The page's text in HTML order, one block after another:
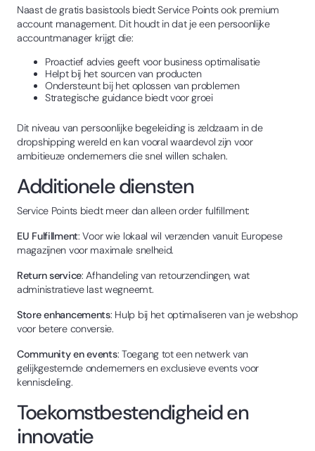
Naast de gratis basistools biedt Service Points ook premium
account management. Dit houdt in dat je een persoonlijke
accountmanager krijgt die:
Proactief advies geeft voor business optimalisatie
Helpt bij het sourcen van producten
Ondersteunt bij het oplossen van problemen
Strategische guidance biedt voor groei
Dit niveau van persoonlijke begeleiding is zeldzaam in de
dropshipping wereld en kan vooral waardevol zijn voor
ambitieuze ondernemers die snel willen schalen.
Additionele diensten
Service Points biedt meer dan alleen order fulfillment:
EU Fulfillment: Voor wie lokaal wil verzenden vanuit Europese
magazijnen voor maximale snelheid.
Return service: Afhandeling van retourzendingen, wat
administratieve last wegneemt.
Store enhancements: Hulp bij het optimaliseren van je webshop
voor betere conversie.
Community en events: Toegang tot een netwerk van
gelijkgestemde ondernemers en exclusieve events voor
kennisdeling.
Toekomstbestendigheid en
innovatie